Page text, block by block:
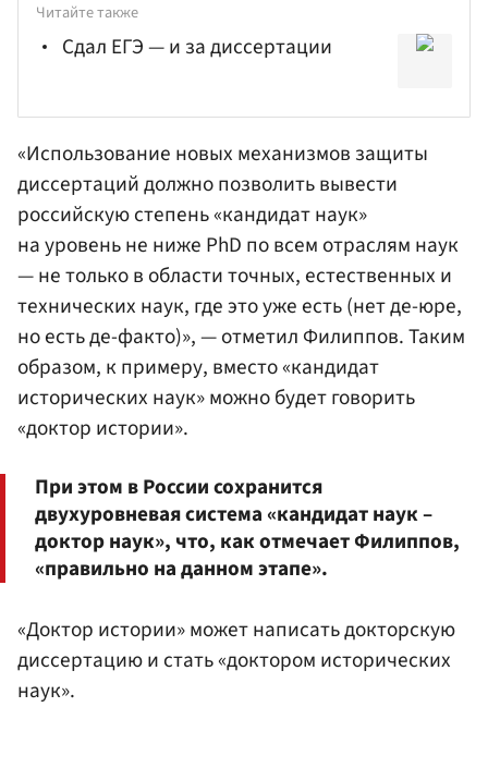
Читайте также
Сдал ЕГЭ — и за диссертации
«Использование новых механизмов защиты
диссертаций должно позволить вывести
российскую степень «кандидат наук»
на уровень не ниже PhD по всем отраслям наук
— не только в области точных, естественных и
технических наук, где это уже есть (нет де-юре,
но есть де-факто)», — отметил Филиппов. Таким
образом, к примеру, вместо «кандидат
исторических наук» можно будет говорить
«доктор истории».
При этом в России сохранится
двухуровневая система «кандидат наук –
доктор наук», что, как отмечает Филиппов,
«правильно на данном этапе».
«Доктор истории» может написать докторскую
диссертацию и стать «доктором исторических
наук».